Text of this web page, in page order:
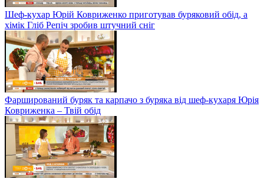
Шеф-кухар Юрій Ковриженко приготував буряковий обід, а
хімік Гліб Репіч зробив штучний сніг
Фарширований буряк та карпачо з буряка від шеф-кухаря Юрія
Ковриженка – Твій обід